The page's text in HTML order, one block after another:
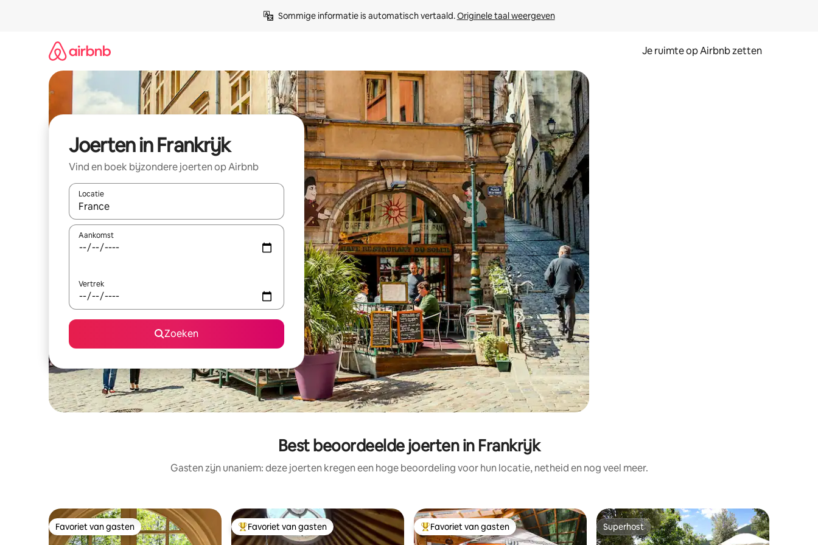
Sommige informatie is automatisch vertaald. Originele taal weergeven
Je ruimte op Airbnb zetten
Joerten in Frankrijk
Vind en boek bijzondere joerten op Airbnb
Locatie
Wanneer er suggesties beschikbaar zijn, maak je een keuze met je de pijltjestoetsen omhoog en omlaag, óf door te tikken of swipen.
Aankomst
Vertrek
Zoeken
Best beoordeelde joerten in Frankrijk
Gasten zijn unaniem: deze joerten kregen een hoge beoordeling voor hun locatie, netheid en nog veel meer.
Favoriet van gasten
Favoriet van gasten Topfavoriet van gasten
Favoriet van gasten Topfavoriet van gasten
Favoriet van gasten Superhost
Superhost